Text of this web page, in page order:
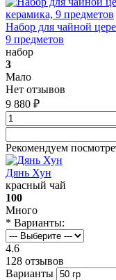
Набор для чайной
9 предметов
набор
3
Мало
Нет отзывов
9 880 ₽
Рекомендуем
Дянь Хун
красный чай
100
Много
* Варианты:
4.6
128 отзывов
Варианты